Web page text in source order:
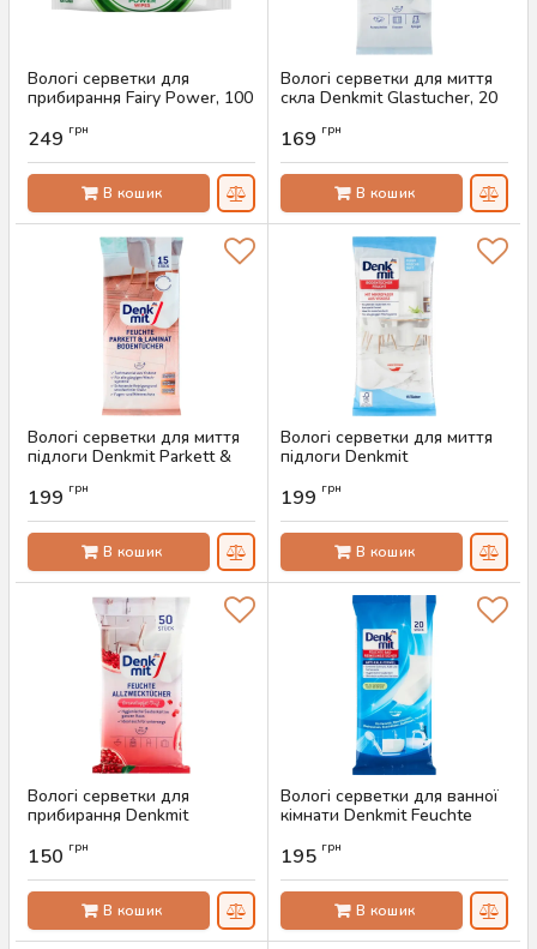
Вологі серветки для
прибирання Fairy Power, 100
Артикул:
249 грн
В кошик
Вологі серветки для миття
скла Denkmit Glastucher, 20
Артикул:
169 грн
В кошик
Вологі серветки для миття
підлоги Denkmit Parkett &
Артикул:
199 грн
В кошик
Вологі серветки для миття
підлоги Denkmit
Артикул:
199 грн
В кошик
Вологі серветки для
прибирання Denkmit
Артикул:
150 грн
В кошик
Вологі серветки для ванної
кімнати Denkmit Feuchte
Артикул:
195 грн
В кошик